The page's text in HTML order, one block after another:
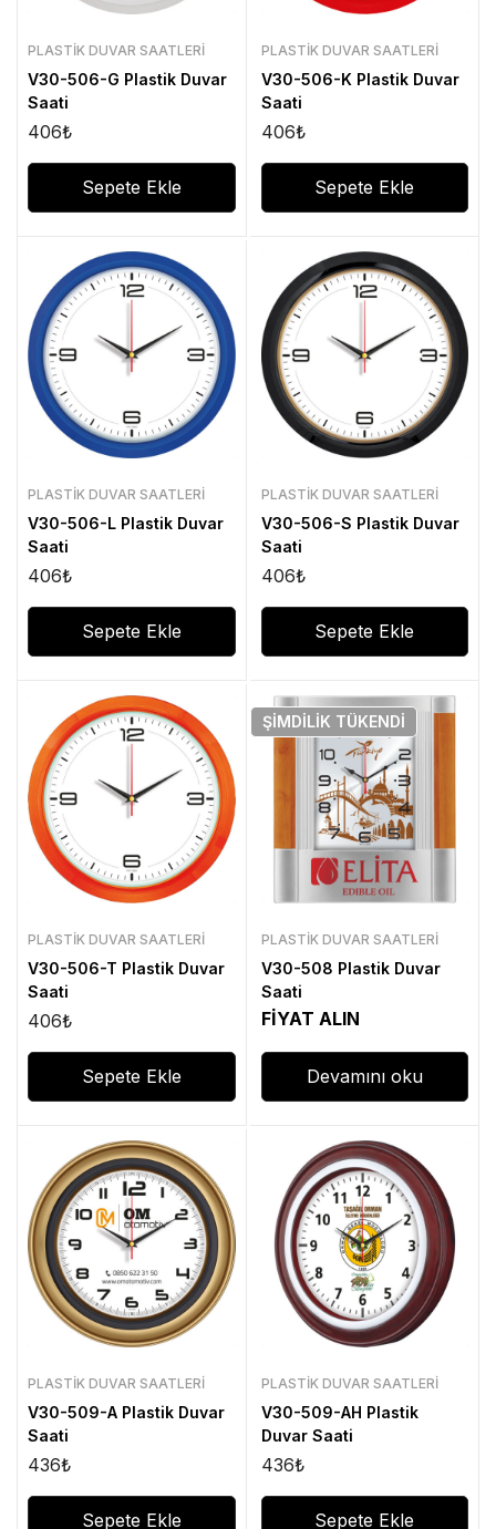
PLASTIK DUVAR SAATLERI
V30-506-G Plastik Duvar
Saati
406₺
Sepete Ekle
PLASTIK DUVAR SAATLERI
V30-506-K Plastik Duvar
Saati
406₺
Sepete Ekle
PLASTIK DUVAR SAATLERI
V30-506-L Plastik Duvar
Saati
406₺
Sepete Ekle
PLASTIK DUVAR SAATLERI
V30-506-S Plastik Duvar
Saati
406₺
Sepete Ekle
PLASTIK DUVAR SAATLERI
V30-506-T Plastik Duvar
Saati
406₺
Sepete Ekle
ŞIMDILIK TÜKENDI
PLASTIK DUVAR SAATLERI
V30-508 Plastik Duvar
Saati
FİYAT ALIN
Devamını oku
PLASTIK DUVAR SAATLERI
V30-509-A Plastik Duvar
Saati
436₺
Sepete Ekle
PLASTIK DUVAR SAATLERI
V30-509-AH Plastik
Duvar Saati
436₺
Sepete Ekle